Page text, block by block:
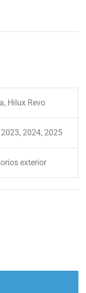
Hilux Revo
2024, 2025
exterior